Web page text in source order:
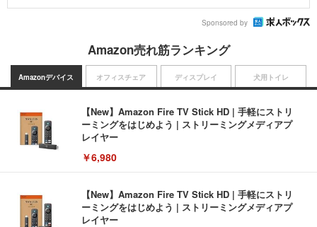
Sponsored by
Amazon売れ筋ランキング
Amazonデバイス
【New】Amazon Fire TV Stick HD | 手軽にストリ
ーミングをはじめよう | ストリーミングメディアプ
レイヤー
￥6,980
【New】Amazon Fire TV Stick HD | 手軽にストリ
ーミングをはじめよう | ストリーミングメディアプ
レイヤー
オフィスチェア ディスプレイ 犬用トイレ